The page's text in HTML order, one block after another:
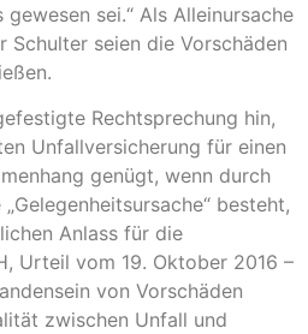
sei.“ Als Alleinursache
Schulter seien die Vorschäden
Rechtsprechung hin,
Unfallversicherung für einen
genügt, wenn durch
besteht,
Anlass für die
Urteil vom 19. Oktober 2016 –
von Vorschäden
zwischen Unfall und